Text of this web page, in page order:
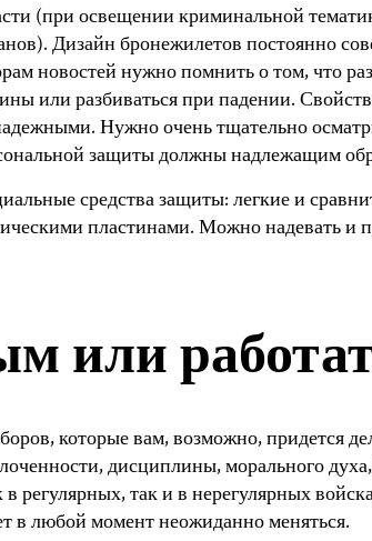
(при освещении криминальной
Дизайн бронежилетов постоянно
новостей нужно помнить о том, что
или разбиваться при падении.
Нужно очень тщательно
защиты должны надлежащим
средства защиты: легкие и
пластинами. Можно надевать и
или
которые вам, возможно, придется
дисциплины, морального
так и в нерегулярных
в любой момент неожиданно меняться.